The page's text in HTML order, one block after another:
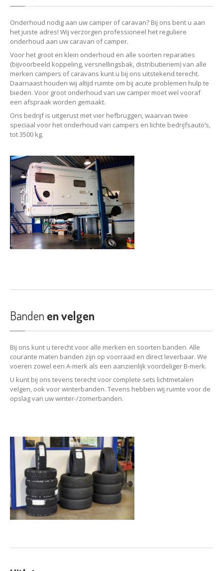
Onderhoud nodig aan uw camper of caravan? Bij ons bent u aan
het juiste adres! Wij verzorgen professioneel het reguliere
onderhoud aan uw caravan of camper.
Voor het groot en klein onderhoud en alle soorten reparaties
(bijvoorbeeld koppeling, versnellingsbak, distributieriem) van alle
merken campers of caravans kunt u bij ons uitstekend terecht.
Daarnaast houden wij altijd ruimte om bij acute problemen hulp te
bieden. Voor groot onderhoud van uw camper moet wel vooraf
een afspraak worden gemaakt.
Ons bedrijf is uitgerust met vier hefbruggen, waarvan twee
speciaal voor het onderhoud van campers en lichte bedrijfsauto’s,
tot 3500 kg.
Banden en velgen
Bij ons kunt u terecht voor alle merken en soorten banden. Alle
courante maten banden zijn op voorraad en direct leverbaar. We
voeren zowel een A-merk als een aanzienlijk voordeliger B-merk.
U kunt bij ons tevens terecht voor complete sets lichtmetalen
velgen, ook voor winterbanden. Tevens hebben wij ruimte voor de
opslag van uw winter-/zomerbanden.